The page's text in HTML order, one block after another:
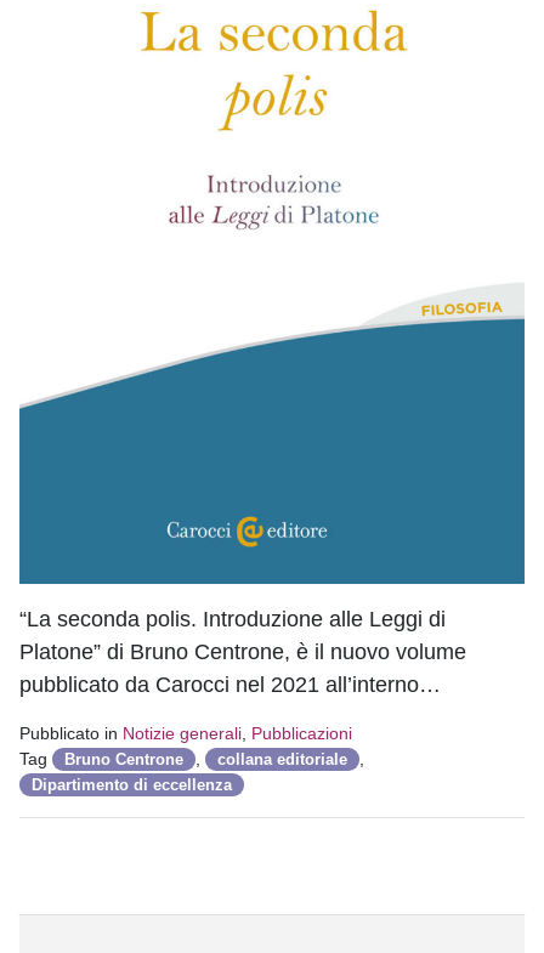
“La seconda polis. Introduzione alle Leggi di
Platone” di Bruno Centrone, è il nuovo volume
pubblicato da Carocci nel 2021 all’interno…
Pubblicato in Notizie generali Pubblicazioni
Tag
Bruno Centrone collana editoriale
Dipartimento di eccellenza